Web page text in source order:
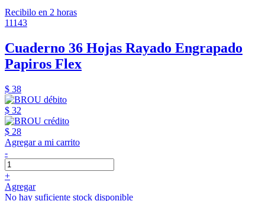
Recibilo en 2 horas
11143
Cuaderno 36 Hojas Rayado Engrapado
Papiros Flex
$ 38
$ 32
$ 28
Agregar a mi carrito
-
+
Agregar
No hay suficiente stock disponible